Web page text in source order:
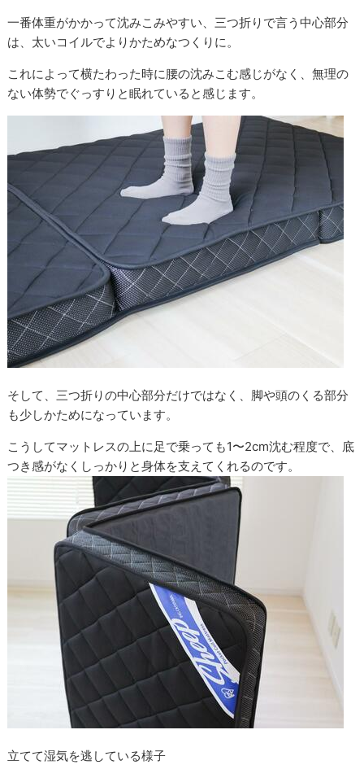
一番体重がかかって沈みこみやすい、三つ折りで言う中心部分
は、太いコイルでよりかためなつくりに。
これによって横たわった時に腰の沈みこむ感じがなく、無理の
ない体勢でぐっすりと眠れていると感じます。
そして、三つ折りの中心部分だけではなく、脚や頭のくる部分
も少しかためになっています。
こうしてマットレスの上に足で乗っても1〜2cm沈む程度で、底
つき感がなくしっかりと身体を支えてくれるのです。
立てて湿気を逃している様子